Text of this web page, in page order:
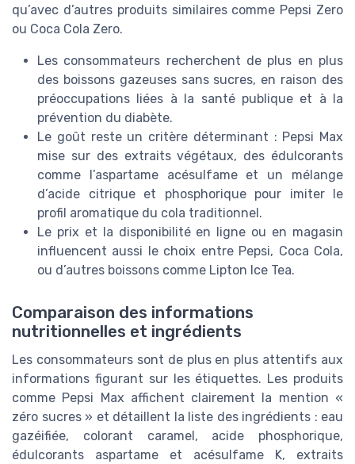
qu’avec d’autres produits similaires comme Pepsi Zero
ou Coca Cola Zero.
Les consommateurs recherchent de plus en plus
des boissons gazeuses sans sucres, en raison des
préoccupations liées à la santé publique et à la
prévention du diabète.
Le goût reste un critère déterminant : Pepsi Max
mise sur des extraits végétaux, des édulcorants
comme l’aspartame acésulfame et un mélange
d’acide citrique et phosphorique pour imiter le
profil aromatique du cola traditionnel.
Le prix et la disponibilité en ligne ou en magasin
influencent aussi le choix entre Pepsi, Coca Cola,
ou d’autres boissons comme Lipton Ice Tea.
Comparaison des informations
nutritionnelles et ingrédients
Les consommateurs sont de plus en plus attentifs aux
informations figurant sur les étiquettes. Les produits
comme Pepsi Max affichent clairement la mention «
zéro sucres » et détaillent la liste des ingrédients : eau
gazéifiée, colorant caramel, acide phosphorique,
édulcorants aspartame et acésulfame K, extraits